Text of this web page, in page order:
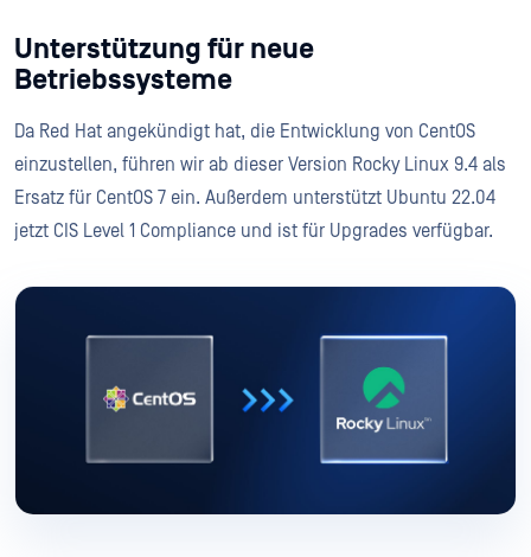
Unterstützung für neue
Betriebssysteme
Da Red Hat angekündigt hat, die Entwicklung von CentOS
einzustellen, führen wir ab dieser Version Rocky Linux 9.4 als
Ersatz für CentOS 7 ein. Außerdem unterstützt Ubuntu 22.04
jetzt CIS Level 1 Compliance und ist für Upgrades verfügbar.